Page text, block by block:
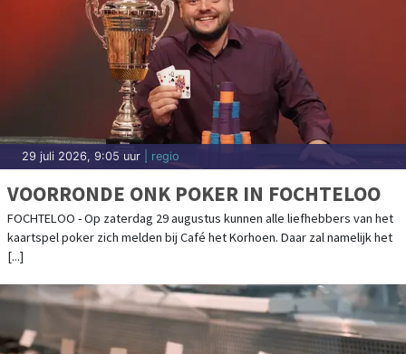
29 juli 2026, 9:05 uur | regio
VOORRONDE ONK POKER IN FOCHTELOO
FOCHTELOO - Op zaterdag 29 augustus kunnen alle liefhebbers van het
kaartspel poker zich melden bij Café het Korhoen. Daar zal namelijk het
[...]